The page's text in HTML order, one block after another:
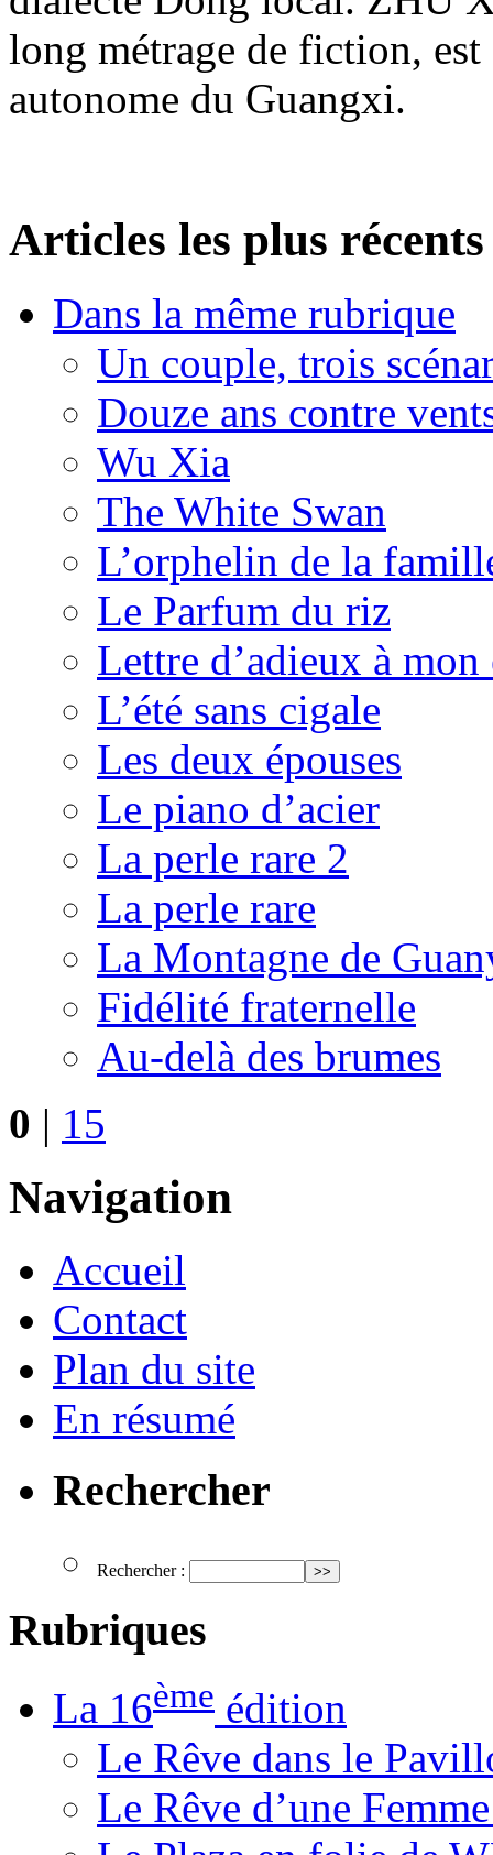
long métrage de fiction,
autonome du Guangxi.
Articles les plus récents
Dans la même rubrique
Un couple, trois
Douze ans contre
Wu Xia
The White Swan
L’orphelin de la
Le Parfum du riz
Lettre d’adieux à mon
L’été sans cigale
Les deux épouses
Le piano d’acier
La perle rare 2
La perle rare
La Montagne de
Fidélité fraternelle
Au-delà des brumes
0 | 15
Navigation
Accueil
Contact
Plan du site
En résumé
Rechercher
Rechercher :
Rubriques
La 16ème édition
Le Rêve dans le
Le Rêve d’une